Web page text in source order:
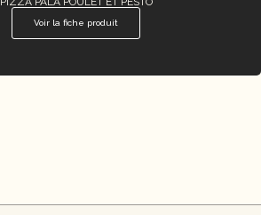
Voir la fiche produit